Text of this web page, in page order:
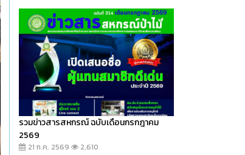
รวมข่าวสารสหกรณ์ ฉบับเดือนกรกฎาคม
2569
21 ก.ค. 2569 2,610